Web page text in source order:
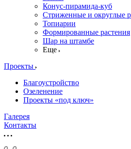
Конус-пирамида-куб
Стриженные и округлые
Топиарии
Формированные растения
Шар на штамбе
Еще
Проекты
Благоустройство
Озеленение
Проекты «под ключ»
Галерея
Контакты